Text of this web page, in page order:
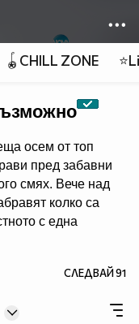
🪀CHILL ZONE
осем от топ
пред забавни
смях. Вече над
колко са
с една
- всяка събота
СЛЕДВАЙ91